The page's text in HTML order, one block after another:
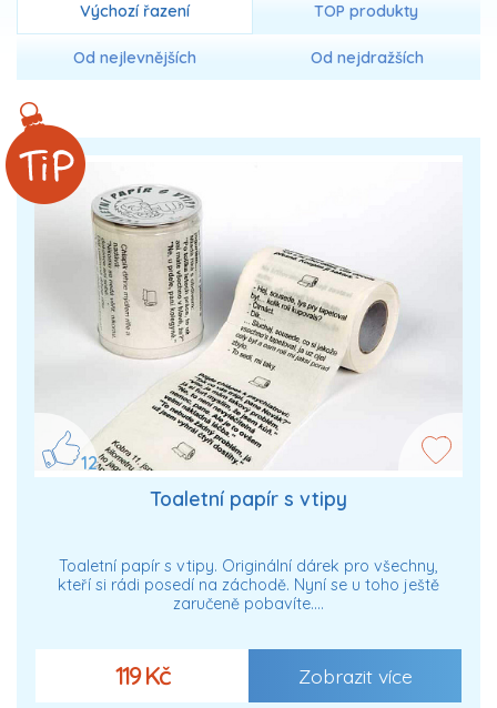
Výchozí řazení TOP produkty
Od nejlevnějších Od nejdražších
12
Toaletní papír s vtipy
Toaletní papír s vtipy. Originální dárek pro všechny,
kteří si rádi posedí na záchodě. Nyní se u toho ještě
zaručeně pobavíte.…
119 Kč Zobrazit více